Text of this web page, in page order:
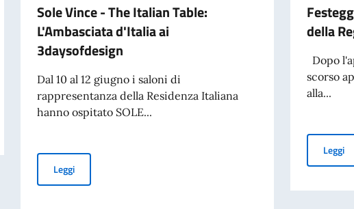
Sole Vince - The Italian Table:
L'Ambasciata d'Italia ai
3daysofdesign
Dal 10 al 12 giugno i saloni di
rappresentanza della Residenza Italiana
hanno ospitato SOLE...
LeggiSole Vince - The Italian Table: L'Ambasciata d'Italia ai 3daysofdesign
della
Dopo
scorso
alla...
Leggi